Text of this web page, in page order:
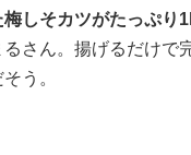
しそカツがたっぷり
さん。揚げるだけで
う。